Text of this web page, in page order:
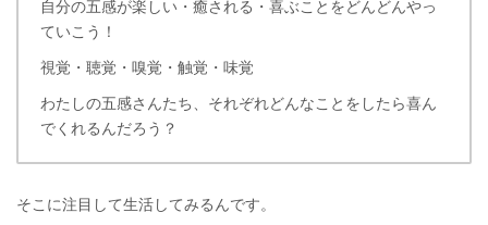
自分の五感が楽しい・癒される・喜ぶことをどんどんやっ
ていこう！
視覚・聴覚・嗅覚・触覚・味覚
わたしの五感さんたち、それぞれどんなことをしたら喜ん
でくれるんだろう？
そこに注目して生活してみるんです。